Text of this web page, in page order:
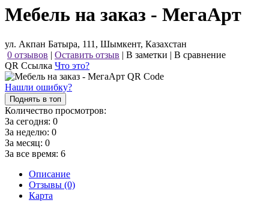
Мебель на заказ - МегаАрт
ул. Акпан Батыра, 111, Шымкент, Казахстан
0 отзывов | Оставить отзыв | В заметки | В сравнение
QR Ссылка Что это?
Нашли ошибку?
Поднять в топ
Количество просмотров:
За сегодня: 0
За неделю: 0
За месяц: 0
За все время: 6
Описание
Отзывы (0)
Карта